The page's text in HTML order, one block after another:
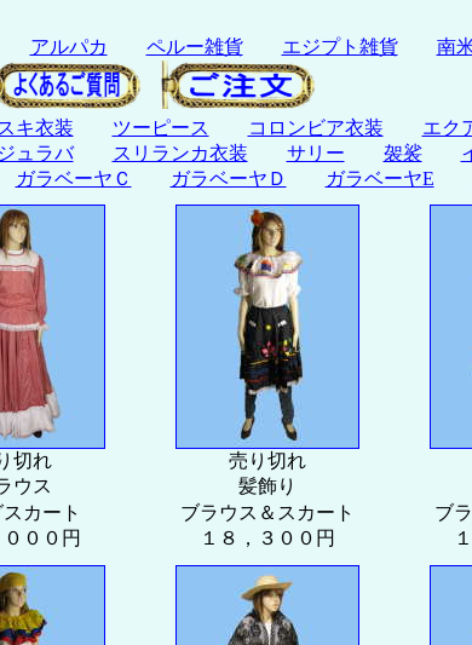
アルパカ ペルー雑貨 エジプト雑貨 南
キ衣装 ツーピース コロンビア衣装 エク
ジュラバ スリランカ衣装 サリー 袈裟
ガラベーヤＣ ガラベーヤＤ ガラベーヤE
切れ
ウス
カート
０００円
売り切れ
髪飾り
ブラウス＆スカート
１８，３００円
ブ